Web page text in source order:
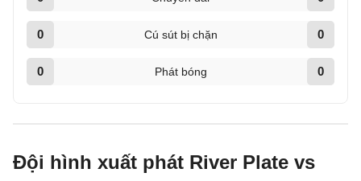
0 Cú sút bị chặn 0
0 Phát bóng 0
Đội hình xuất phát River Plate vs